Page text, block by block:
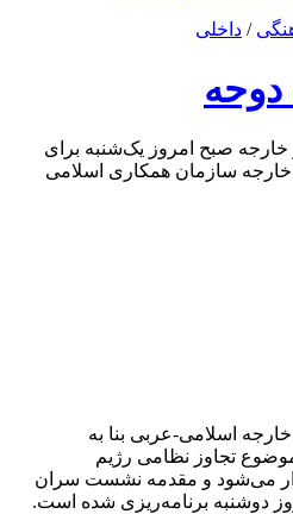
/ داخلی
دوحه
صبح امروز یک‌شنبه برای
سازمان همکاری اسلامی
اسلامی-عربی بنا به
تجاوز نظامی رژیم
می‌شود و مقدمه نشست سران
دوشنبه برنامه‌ریزی شده است.